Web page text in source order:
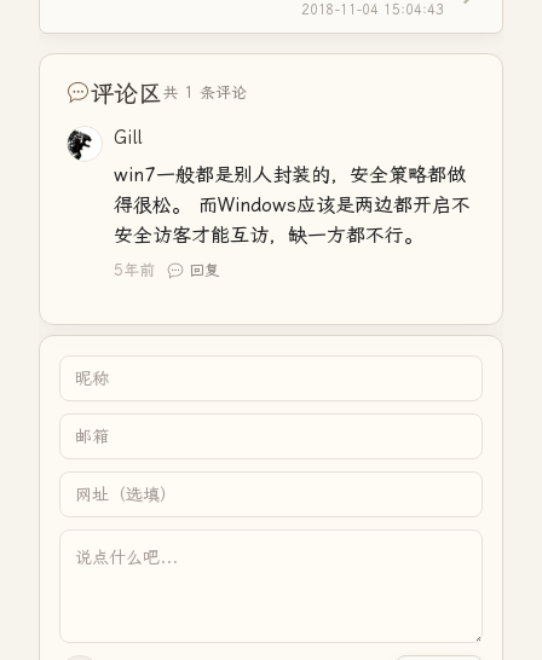
2018-11-04 15:04:43
评论区 共 1 条评论
Gill
win7一般都是别人封装的，安全策略都做
得很松。 而Windows应该是两边都开启不
安全访客才能互访，缺一方都不行。
5年前 回复